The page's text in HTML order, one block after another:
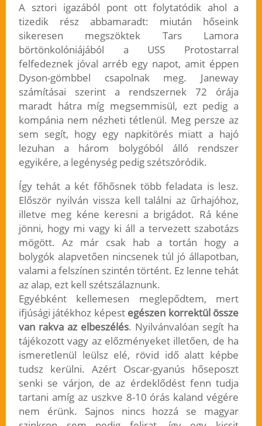
A sztori igazából pont ott folytatódik ahol a
tizedik rész abbamaradt: miután hőseink
sikeresen megszöktek Tars Lamora
börtönkolóniájából a USS Protostarral
felfedeznek jóval arréb egy napot, amit éppen
Dyson-gömbbel csapolnak meg. Janeway
számításai szerint a rendszernek 72 órája
maradt hátra míg megsemmisül, ezt pedig a
kompánia nem nézheti tétlenül. Meg persze az
sem segít, hogy egy napkitörés miatt a hajó
lezuhan a három bolygóból álló rendszer
egyikére, a legénység pedig szétszóródik.
Így tehát a két főhősnek több feladata is lesz.
Először nyilván vissza kell találni az űrhajóhoz,
illetve meg kéne keresni a brigádot. Rá kéne
jönni, hogy mi vagy ki áll a tervezett szabotázs
mögött. Az már csak hab a tortán hogy a
bolygók alapvetően nincsenek túl jó állapotban,
valami a felszínen szintén történt. Ez lenne tehát
az alap, ezt kell szétszálaznunk.
Egyébként kellemesen meglepődtem, mert
ifjúsági játékhoz képest egészen korrektül össze
van rakva az elbeszélés. Nyilvánvalóan segít ha
tájékozott vagy az előzményeket illetően, de ha
ismeretlenül leülsz elé, rövid idő alatt képbe
tudsz kerülni. Azért Oscar-gyanús hőseposzt
senki se várjon, de az érdeklődést fenn tudja
tartani amíg az uszkve 8-10 órás kaland végére
nem érünk. Sajnos nincs hozzá se magyar